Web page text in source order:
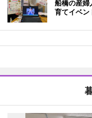
船橋の産
育てイベン